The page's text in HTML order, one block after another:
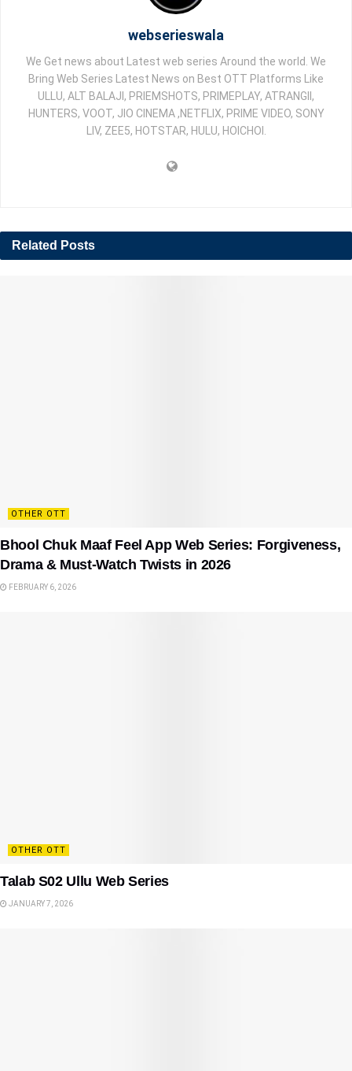
webserieswala
We Get news about Latest web series Around the world. We
Bring Web Series Latest News on Best OTT Platforms Like
ULLU, ALT BALAJI, PRIEMSHOTS, PRIMEPLAY, ATRANGII,
HUNTERS, VOOT, JIO CINEMA ,NETFLIX, PRIME VIDEO, SONY
LIV, ZEE5, HOTSTAR, HULU, HOICHOI.
Related Posts
OTHER OTT
Bhool Chuk Maaf Feel App Web Series: Forgiveness,
Drama & Must-Watch Twists in 2026
FEBRUARY 6, 2026
OTHER OTT
Talab S02 Ullu Web Series
JANUARY 7, 2026